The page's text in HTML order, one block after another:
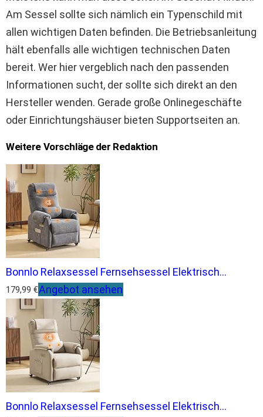
Am Sessel sollte sich nämlich ein Typenschild mit
allen wichtigen Daten befinden. Die Betriebsanleitung
hält ebenfalls alle wichtigen technischen Daten
bereit. Wer hier vergeblich nach den passenden
Informationen sucht, der sollte sich direkt an den
Hersteller wenden. Gerade große Onlinegeschäfte
oder Einrichtungshäuser bieten Supportseiten an.
Weitere Vorschläge der Redaktion
Bonnlo Relaxsessel Fernsehsessel Elektrisch...
179,99 €Angebot ansehen
Bonnlo Relaxsessel Fernsehsessel Elektrisch...